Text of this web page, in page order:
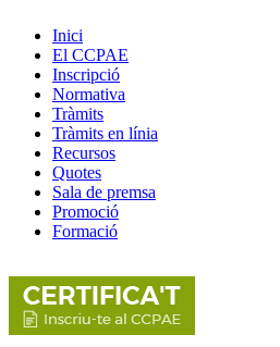
Inici
El CCPAE
Inscripció
Normativa
Tràmits
Tràmits en línia
Recursos
Quotes
Sala de premsa
Promoció
Formació